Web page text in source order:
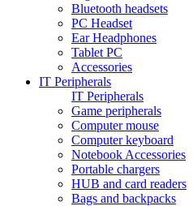
Bluetooth headsets
PC Headset
Ear Headphones
Tablet PC
Accessories
IT Peripherals
IT Peripherals
Game peripherals
Computer mouse
Computer keyboard
Notebook Accessories
Portable chargers
HUB and card readers
Bags and backpacks